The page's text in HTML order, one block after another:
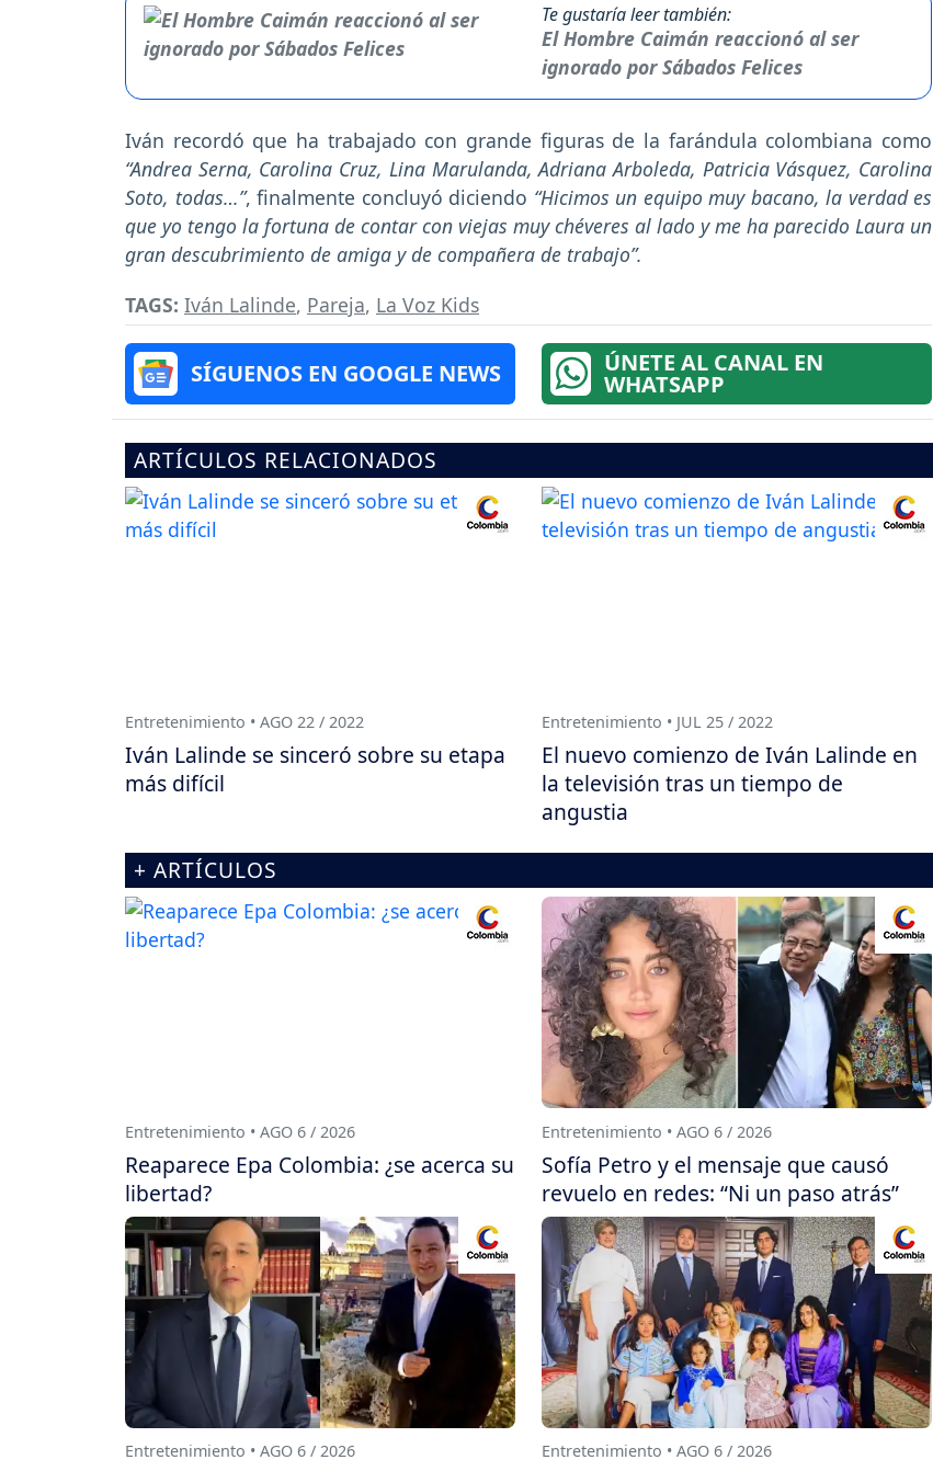
Te gustaría leer también:
El Hombre Caimán reaccionó al ser
ignorado por Sábados Felices
Iván recordó que ha trabajado con grande figuras de la farándula colombiana como
“Andrea Serna, Carolina Cruz, Lina Marulanda, Adriana Arboleda, Patricia Vásquez, Carolina
Soto, todas…”, finalmente concluyó diciendo “Hicimos un equipo muy bacano, la verdad es
que yo tengo la fortuna de contar con viejas muy chéveres al lado y me ha parecido Laura un
gran descubrimiento de amiga y de compañera de trabajo”.
TAGS: Iván Lalinde, Pareja, La Voz Kids
SÍGUENOS EN GOOGLE NEWS ÚNETE AL CANAL EN
WHATSAPP
ARTÍCULOS RELACIONADOS
Entretenimiento • AGO 22 / 2022
Iván Lalinde se sinceró sobre su etapa
más difícil
Entretenimiento • JUL 25 / 2022
El nuevo comienzo de Iván Lalinde en
la televisión tras un tiempo de
angustia
+ ARTÍCULOS
Entretenimiento • AGO 6 / 2026
Reaparece Epa Colombia: ¿se acerca su
libertad?
Entretenimiento • AGO 6 / 2026
Sofía Petro y el mensaje que causó
revuelo en redes: “Ni un paso atrás”
Entretenimiento • AGO 6 / 2026 Entretenimiento • AGO 6 / 2026